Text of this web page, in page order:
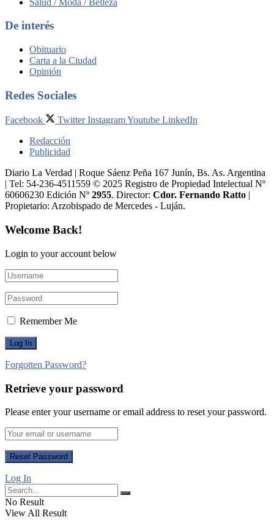
De interés
Obituario
Carta a la Ciudad
Opinión
Redes Sociales
Facebook Twitter InstagramYoutube LinkedIn
Redacción
Publicidad
Diario La Verdad | Roque Sáenz Peña 167 Junín, Bs. As. Argentina
| Tel: 54-236-4511559 © 2025 Registro de Propiedad Intelectual Nº
60606230 Edición Nº 2955. Director:​ Cdor. Fernando Ratto |
Propietario:​ Arzobispado de Mercedes - Luján.
Welcome Back!
Login to your account below
Remember Me
Forgotten Password?
Retrieve your password
Please enter your username or email address to reset your password.
Log In
No Result
View All Result